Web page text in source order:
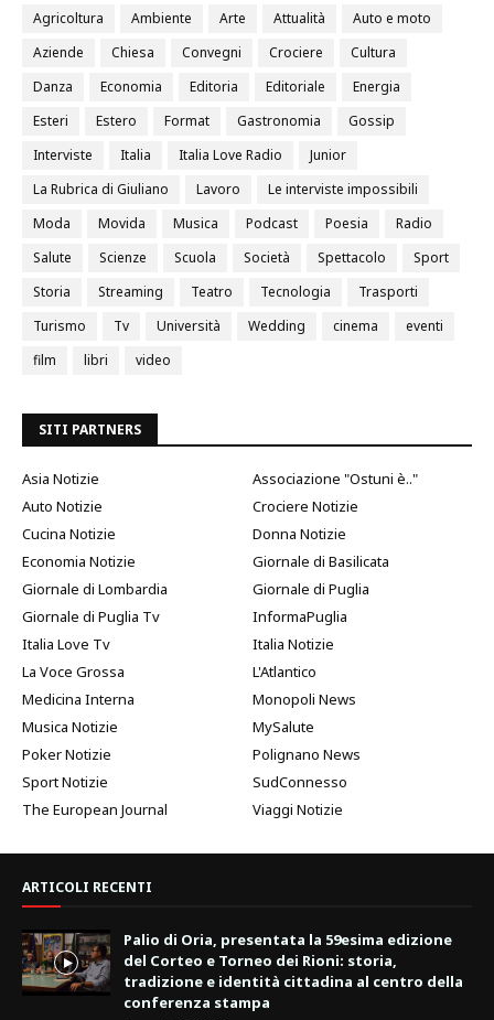
Agricoltura Ambiente Arte Attualità
Auto e moto
Aziende
Chiesa Convegni Crociere
Cultura
Danza
Economia Editoria Editoriale
Energia
Esteri
Estero Format Gastronomia
Gossip
Interviste
Italia Italia Love Radio
Junior
La Rubrica di Giuliano
Lavoro
Le interviste impossibili
Moda
Movida Musica Podcast Poesia
Radio
Salute
Scienze Scuola Società Spettacolo
Sport
Storia
Streaming Teatro Tecnologia
Trasporti
Turismo
Tv Università Wedding cinema
eventi
film
libri video
SITI PARTNERS
Asia Notizie
Associazione "Ostuni è.."
Auto Notizie
Crociere Notizie
Cucina Notizie
Donna Notizie
Economia Notizie
Giornale di Basilicata
Giornale di Lombardia
Giornale di Puglia
Giornale di Puglia Tv
InformaPuglia
Italia Love Tv
Italia Notizie
La Voce Grossa
L'Atlantico
Medicina Interna
Monopoli News
Musica Notizie
MySalute
Poker Notizie
Polignano News
Sport Notizie
SudConnesso
The European Journal
Viaggi Notizie
ARTICOLI RECENTI
Palio di Oria, presentata la 59esima edizione
del Corteo e Torneo dei Rioni: storia,
tradizione e identità cittadina al centro della
conferenza stampa